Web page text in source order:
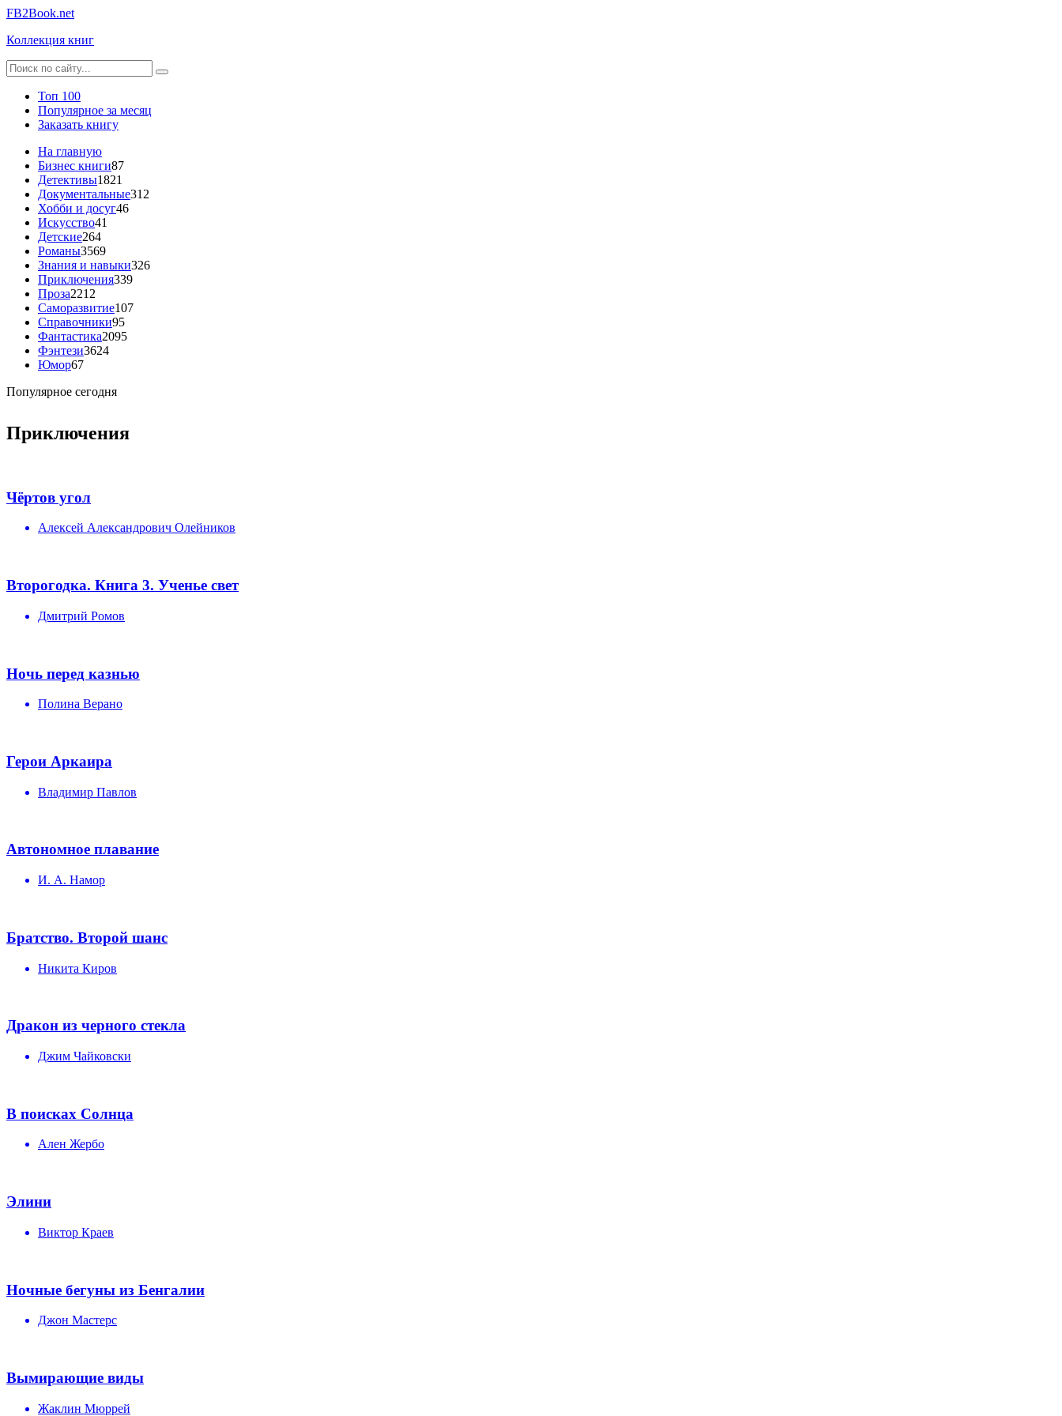
FB2Book.net
Коллекция книг
Топ 100
Популярное за месяц
Заказать книгу
На главную
Бизнес книги87
Детективы1821
Документальные312
Хобби и досуг46
Искусство41
Детские264
Романы3569
Знания и навыки326
Приключения339
Проза2212
Саморазвитие107
Справочники95
Фантастика2095
Фэнтези3624
Юмор67
Популярное сегодня
Приключения
Чёртов угол
Алексей Александрович Олейников
Второгодка. Книга 3. Ученье свет
Дмитрий Ромов
Ночь перед казнью
Полина Верано
Герои Аркаира
Владимир Павлов
Автономное плавание
И. А. Намор
Братство. Второй шанс
Никита Киров
Дракон из черного стекла
Джим Чайковски
В поисках Солнца
Ален Жербо
Элини
Виктор Краев
Ночные бегуны из Бенгалии
Джон Мастерс
Вымирающие виды
Жаклин Мюррей